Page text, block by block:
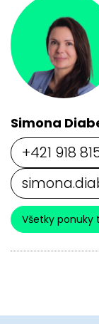
Simona
+421 918
Všetky ponuky